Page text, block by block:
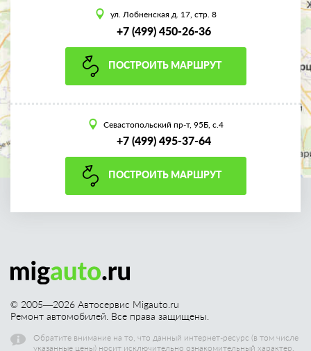
ул. Лобненская д. 17, стр. 8
+7 (499) 450-26-36
ПОСТРОИТЬ МАРШРУТ
Севастопольский пр-т, 95Б, с.4
+7 (499) 495-37-64
ПОСТРОИТЬ МАРШРУТ
© 2005—2026 Автосервис Migauto.ru
Ремонт автомобилей. Все права защищены.
Обратите внимание на то, что данный интернет-ресурс (в том числе
указанные цены) носит исключительно ознакомительный характер,